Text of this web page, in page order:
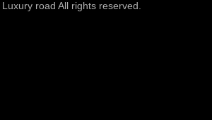
road All rights reserved.